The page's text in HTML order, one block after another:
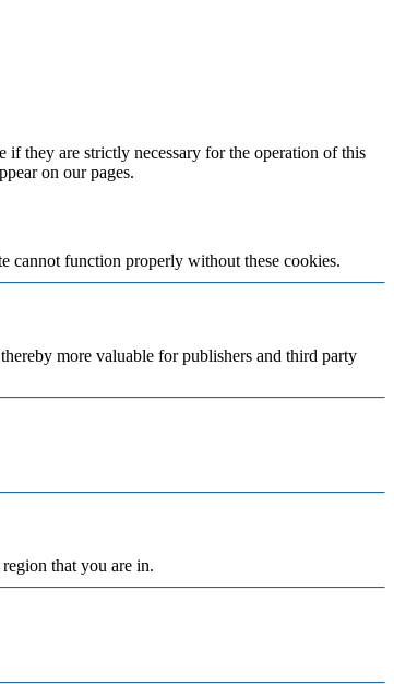
if they are strictly necessary for the operation of this
on our pages.
cannot function properly without these cookies.
more valuable for publishers and third party
that you are in.